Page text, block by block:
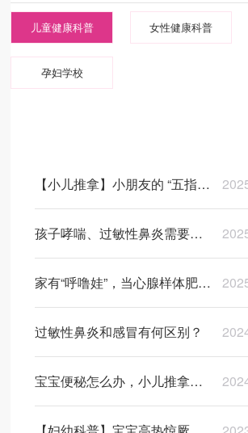
健康课堂
医院动态
儿童健康科普 女性健康科普
孕妇学校
【小儿推拿】小朋友的 “五指
孩子哮喘、过敏性鼻炎需要吃
家有“呼噜娃”，当心腺样体肥
过敏性鼻炎和感冒有何区别？
宝宝便秘怎么办，小儿推拿有